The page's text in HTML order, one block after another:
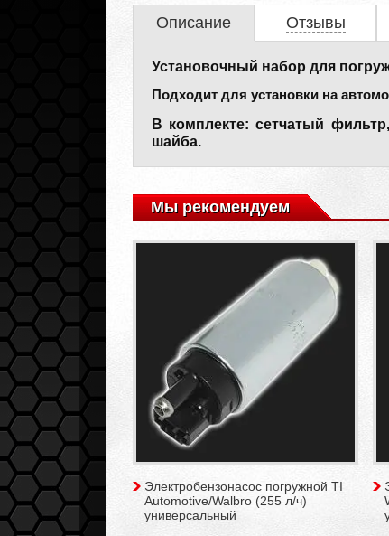
Описание Отзывы
Установочный набор для
Подходит для установки на
В комплекте: сетчатый
шайба.
Мы рекомендуем
Электробензонасос погружной TI
Automotive/Walbro (255 л/ч)
универсальный